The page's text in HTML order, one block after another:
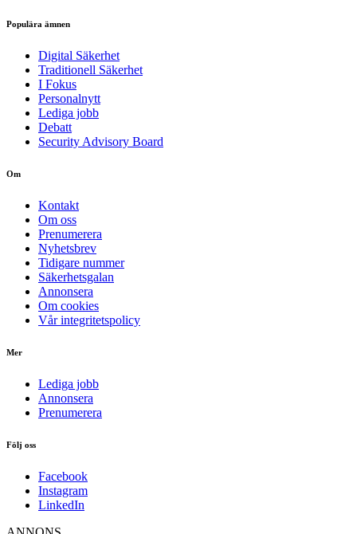
Populära ämnen
Digital Säkerhet
Traditionell Säkerhet
I Fokus
Personalnytt
Lediga jobb
Debatt
Security Advisory Board
Om
Kontakt
Om oss
Prenumerera
Nyhetsbrev
Tidigare nummer
Säkerhetsgalan
Annonsera
Om cookies
Vår integritetspolicy
Mer
Lediga jobb
Annonsera
Prenumerera
Följ oss
Facebook
Instagram
LinkedIn